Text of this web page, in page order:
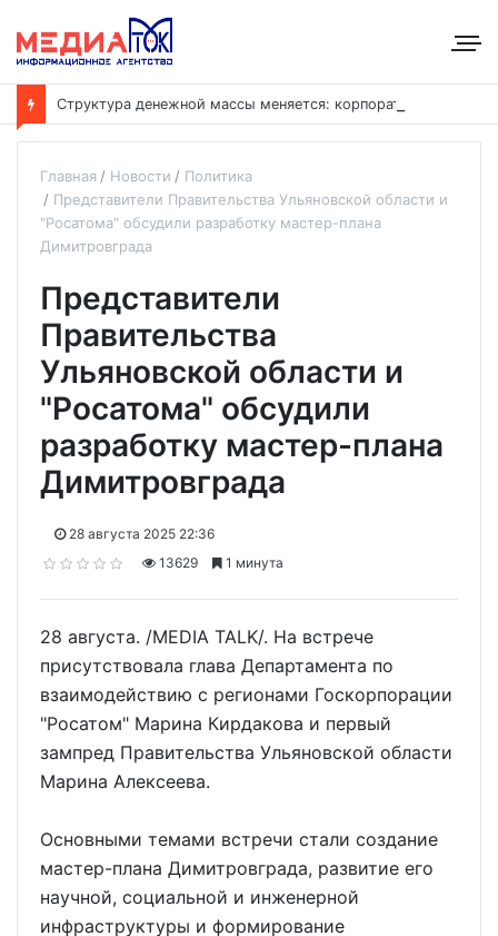
Главная Новости
Политика
Представители Правительства Ульяновской области и
"Росатома" обсудили разработку мастер-плана
Димитровграда
Представители
Правительства
Ульяновской области и
"Росатома" обсудили
разработку мастер-плана
Димитровграда
28 августа 2025 22:36
13629
1 минута
28 августа. /MEDIA TALK/. На встрече
присутствовала глава Департамента по
взаимодействию с регионами Госкорпорации
"Росатом" Марина Кирдакова и первый
зампред Правительства Ульяновской области
Марина Алексеева.
Основными темами встречи стали создание
мастер-плана Димитровграда, развитие его
научной, социальной и инженерной
инфраструктуры и формирование